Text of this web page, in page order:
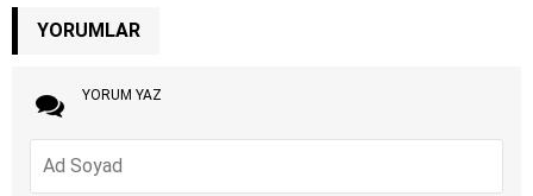
YORUMLAR
YORUM YAZ